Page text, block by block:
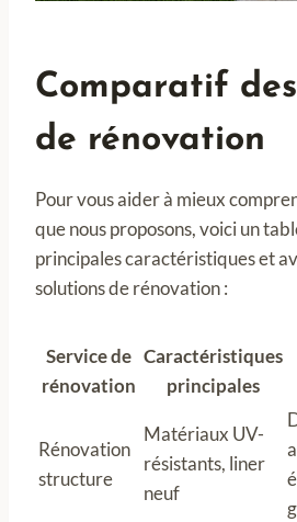
Comparatif
de rénovation
Pour vous aider à mieux
que nous proposons, voici un
principales caractéristiques et
solutions de rénovation :
Service de
rénovation
Caractéristiques
principales
Rénovation
structure
Matériaux UV-
résistants, liner
neuf